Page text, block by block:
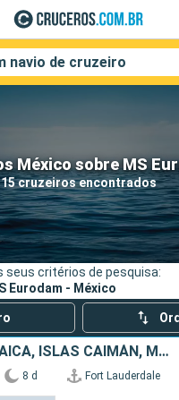
México sobre MS
15 cruzeiros encontrados
navio de cruzeiro
Pesquisar
seus critérios de pesquisa:
Eurodam - México
BAHAMAS, JAMAICA, ISLAS CAIMÁN, MÉXICO, ESTADOS UNIDOS
8 d Fort Lauderdale